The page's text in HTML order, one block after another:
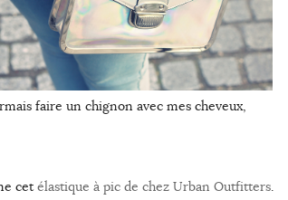
faire un chignon avec mes cheveux,
cetélastique à pic de chez Urban Outfitters.